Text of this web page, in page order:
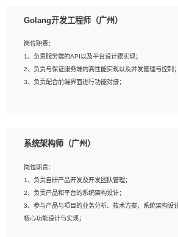
2、熟悉PostgreSQL、redis、MongoDB、ElasticSearch
4、熟悉Hadoop、HBASE、Spark等大数据平台优先。
5、熟悉linux或任意一种unix操作系统，如有较强操作系
6、具备丰富的项目实施经验，较强的自我学习能力。
Golang开发工程师（广州）
岗位职责：
1、负责服务端的API以及平台设计跟实现；
2、负责与保证服务端的高性能实现以及并发管理与控制；
3、负责配合前端界面进行功能对接；
2、1年以上Golang开发工作经验，能独立完成相应项目开
与实现，熟悉常用开源框架及设计模式；
4、熟悉Golang、连接池、消息队列等组件使用、熟悉后
跟工具使用；
5、对技术有激情，喜欢钻研，能快速接受和掌握新技术
强，良好的沟通表达能力和团队协作能力。
系统架构师（广州）
岗位职责：
1、负责自研产品开发及开发团队管理；
2、负责产品和平台的系统架构设计；
3、参与产品与项目的业务分析、技术方案、系统架构设
核心功能设计与实现；